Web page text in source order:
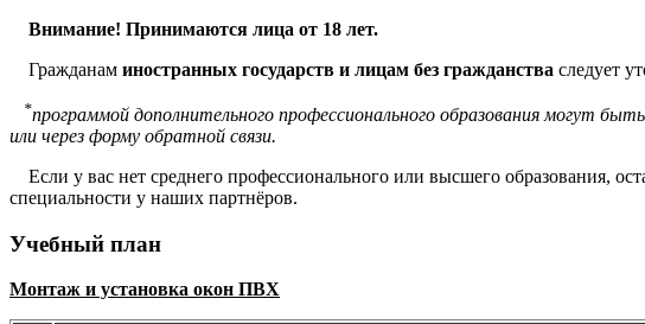
Внимание! Принимаются лица от 18 лет.
Гражданам иностранных государств и лицам без гражданства следует
*программой дополнительного профессионального образования могут
или через форму обратной связи.
Если у вас нет среднего профессионального или высшего образования,
специальности у наших партнёров.
Учебный план
Монтаж и установка окон ПВХ